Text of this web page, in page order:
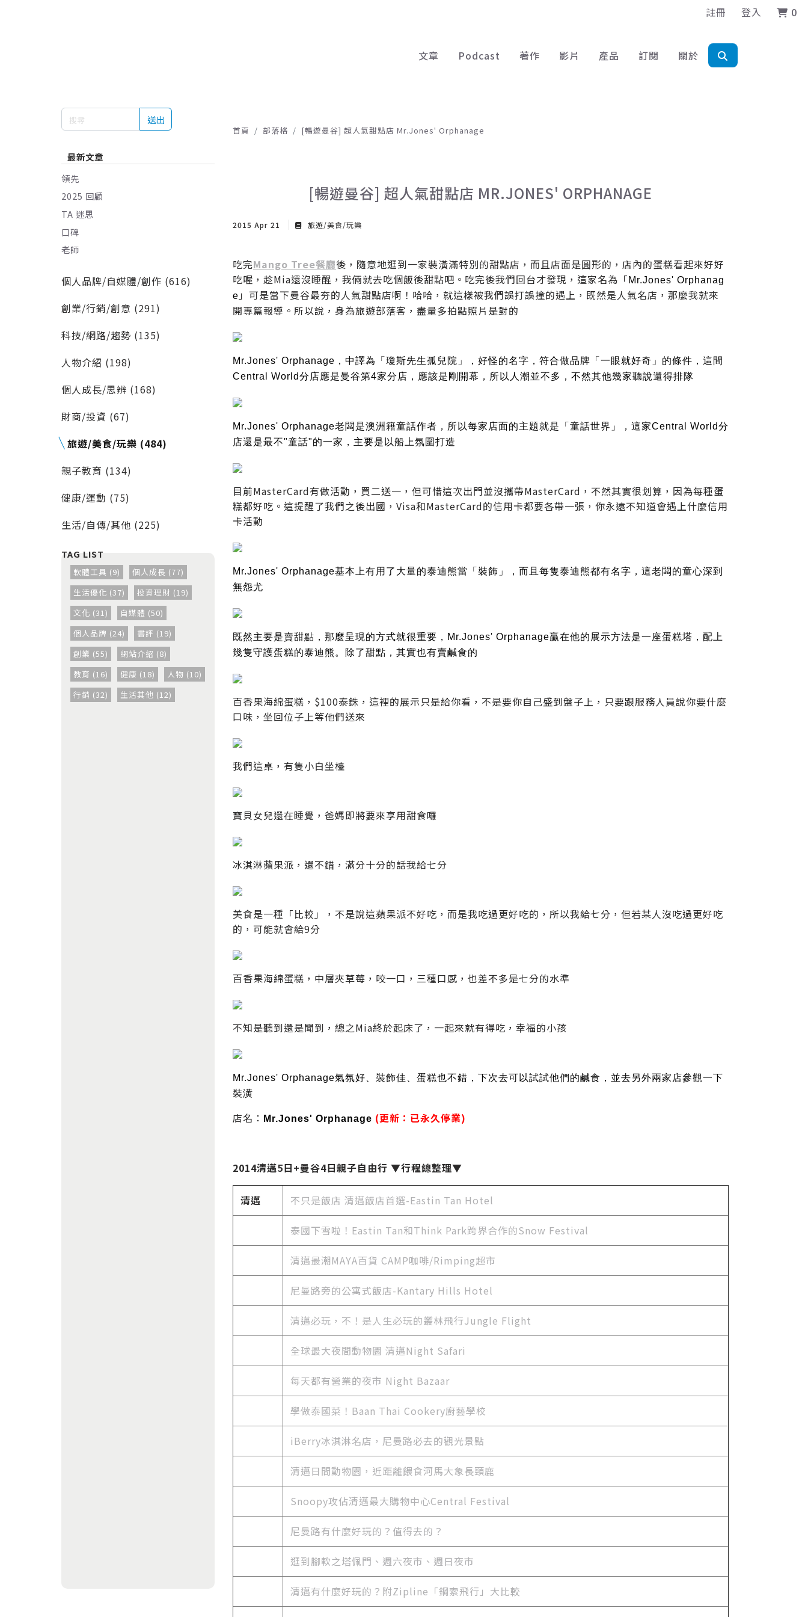
註冊 登入 0
文章 Podcast 著作 影片 產品 訂閱 關於
送出
最新文章
領先
2025 回顧
TA 迷思
口碑
老師
個人品牌/自媒體/創作 (616)
創業/行銷/創意 (291)
科技/網路/趨勢 (135)
人物介紹 (198)
個人成長/思辨 (168)
財商/投資 (67)
旅遊/美食/玩樂 (484)
親子教育 (134)
健康/運動 (75)
生活/自傳/其他 (225)
軟體工具 (9)
個人成長 (77)
生活優化 (37)
投資理財 (19)
文化 (31)
自媒體 (50)
個人品牌 (24)
書評 (19)
創業 (55)
網站介紹 (8)
教育 (16)
健康 (18)
人物 (10)
行銷 (32)
生活其他 (12)
首頁 部落格 [暢遊曼谷] 超人氣甜點店 Mr.Jones' Orphanage
[暢遊曼谷] 超人氣甜點店 MR.JONES' ORPHANAGE
2015 Apr 21 旅遊/美食/玩樂
吃完Mango Tree餐廳後，隨意地逛到一家裝潢滿特別的甜點店，而且店面是圓形的，店內的蛋糕看起來好好
吃喔，趁Mia還沒睡醒，我倆就去吃個飯後甜點吧。吃完後我們回台才發現，這家名為「 Mr.Jones' Orphanag
e」可是當下曼谷最夯的人氣甜點店啊！哈哈，就這樣被我們誤打誤撞的遇上，既然是人氣名店，那麼我就來
開專篇報導。所以說，身為旅遊部落客，盡量多拍點照片是對的
Mr.Jones' Orphanage，中譯為「瓊斯先生孤兒院」，好怪的名字，符合做品牌「一眼就好奇」的條件，這間
Central World分店應是曼谷第4家分店，應該是剛開幕，所以人潮並不多，不然其他幾家聽說還得排隊
Mr.Jones' Orphanage老闆是澳洲籍童話作者，所以每家店面的主題就是「童話世界」，這家Central World分
店還是最不"童話"的一家，主要是以船上氛圍打造
目前MasterCard有做活動，買二送一，但可惜這次出門並沒攜帶MasterCard，不然其實很划算，因為每種蛋
糕都好吃。這提醒了我們之後出國，Visa和MasterCard的信用卡都要各帶一張，你永遠不知道會遇上什麼信用
卡活動
Mr.Jones' Orphanage基本上有用了大量的泰迪熊當「裝飾」，而且每隻泰迪熊都有名字，這老闆的童心深到
無怨尤
既然主要是賣甜點，那麼呈現的方式就很重要，Mr.Jones' Orphanage贏在他的展示方法是一座蛋糕塔，配上
幾隻守護蛋糕的泰迪熊。除了甜點，其實也有賣鹹食的
百香果海綿蛋糕，$100泰銖，這裡的展示只是給你看，不是要你自己盛到盤子上，只要跟服務人員說你要什麼
口味，坐回位子上等他們送來
我們這桌，有隻小白坐檯
寶貝女兒還在睡覺，爸媽即將要來享用甜食囉
冰淇淋蘋果派，還不錯，滿分十分的話我給七分
美食是一種「比較」，不是說這蘋果派不好吃，而是我吃過更好吃的，所以我給七分，但若某人沒吃過更好吃
的，可能就會給9分
百香果海綿蛋糕，中層夾草莓，咬一口，三種口感，也差不多是七分的水準
不知是聽到還是聞到，總之Mia終於起床了，一起來就有得吃，幸福的小孩
Mr.Jones' Orphanage氣氛好、裝飾佳、蛋糕也不錯，下次去可以試試他們的鹹食，並去另外兩家店參觀一下
裝潢
店名： Mr.Jones' Orphanage (更新：已永久停業)
2014清邁5日+曼谷4日親子自由行 ▼行程總整理▼
清邁 不只是飯店 清邁飯店首選-Eastin Tan Hotel
泰國下雪啦！Eastin Tan和Think Park跨界合作的Snow Festival
清邁最潮MAYA百貨 CAMP咖啡/Rimping超市
尼曼路旁的公寓式飯店-Kantary Hills Hotel
清邁必玩，不！是人生必玩的叢林飛行Jungle Flight
全球最大夜間動物園 清邁Night Safari
每天都有營業的夜市 Night Bazaar
學做泰國菜！Baan Thai Cookery廚藝學校
iBerry冰淇淋名店，尼曼路必去的觀光景點
清邁日間動物園，近距離餵食河馬大象長頸鹿
Snoopy攻佔清邁最大購物中心Central Festival
尼曼路有什麼好玩的？值得去的？
逛到腳軟之塔佩門、週六夜市、週日夜市
清邁有什麼好玩的？附Zipline「鋼索飛行」大比較